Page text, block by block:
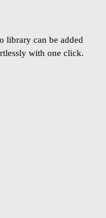
library can be added
with one click.